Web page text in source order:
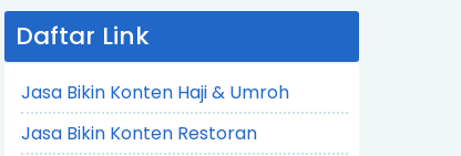
Daftar Link
Jasa Bikin Konten Haji & Umroh
Jasa Bikin Konten Restoran